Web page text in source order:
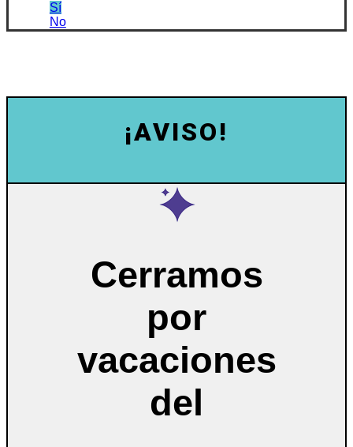
Sí
No
¡AVISO!
Cerramos
por
vacaciones
del